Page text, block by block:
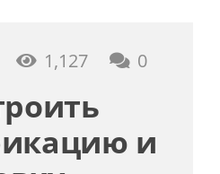
1,127 0
и